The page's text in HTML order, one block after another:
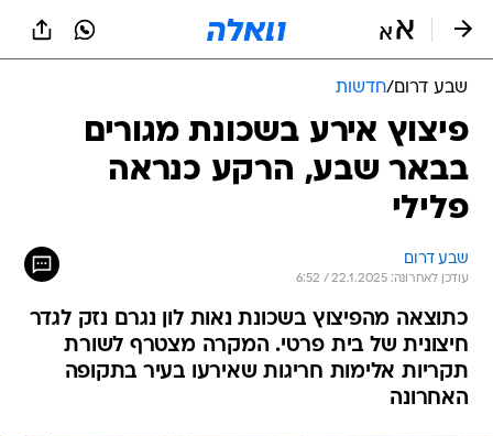
שבע דרום/חדשות
פיצוץ אירע בשכונת מגורים
בבאר שבע, הרקע כנראה
פלילי
שבע דרום
עודכן לאחרונה: 22.1.2025 / 6:52
כתוצאה מהפיצוץ בשכונת נאות לון נגרם נזק לגדר
חיצונית של בית פרטי. המקרה מצטרף לשורת
תקריות אלימות חריגות שאירעו בעיר בתקופה
האחרונה